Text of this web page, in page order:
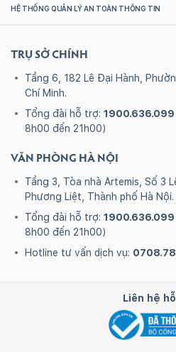
HỆ THỐNG QUẢN LÝ AN TOÀN THÔNG TIN
TRỤ SỞ CHÍNH
Tầng 6, 182 Lê Đại Hành,
Chí Minh.
Tổng đài hỗ trợ: 1900.636.099
8h00 đến 21h00)
VĂN PHÒNG HÀ NỘI
Tầng 3, Tòa nhà Artemis, Số 3
Phương Liệt, Thành phố Hà Nội.
Tổng đài hỗ trợ: 1900.636.099
8h00 đến 21h00)
Hotline tư vấn dịch vụ:
Liên hệ